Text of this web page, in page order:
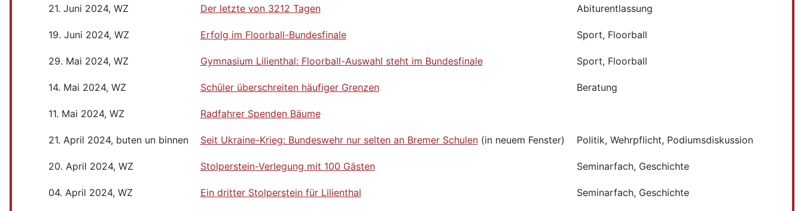
21. Juni 2024, WZ Der letzte von 3212 Tagen Abiturentlassung
19. Juni 2024, WZ Erfolg im Floorball-Bundesfinale Sport, Floorball
29. Mai 2024, WZ Gymnasium Lilienthal: Floorball-Auswahl steht im Bundesfinale Sport, Floorball
14. Mai 2024, WZ Schüler überschreiten häufiger Grenzen Beratung
11. Mai 2024, WZ Radfahrer Spenden Bäume
21. April 2024, buten un binnen Seit Ukraine-Krieg: Bundeswehr nur selten an Bremer Schulen(in neuem Fenster) Politik, Wehrpflicht, Podiumsdiskussion
20. April 2024, WZ Stolperstein-Verlegung mit 100 Gästen Seminarfach, Geschichte
04. April 2024, WZ Ein dritter Stolperstein für Lilienthal Seminarfach, Geschichte